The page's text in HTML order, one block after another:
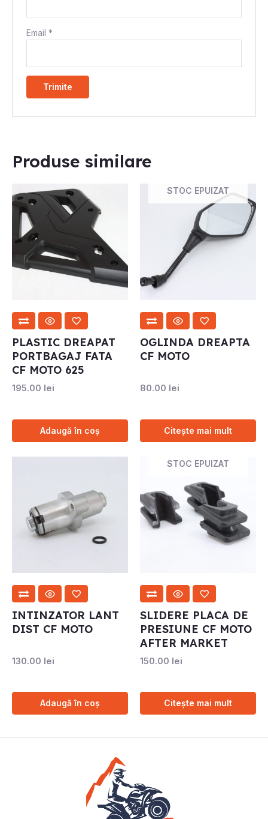
Email*
Produse similare
PLASTIC DREAPAT
PORTBAGAJ FATA
CF MOTO 625
195.00 lei
Adaugă în coș
STOC EPUIZAT
OGLINDA DREAPTA
CF MOTO
80.00 lei
Citește mai mult
INTINZATOR LANT
DIST CF MOTO
130.00 lei
Adaugă în coș
STOC EPUIZAT
SLIDERE PLACA DE
PRESIUNE CF MOTO
AFTER MARKET
150.00 lei
Citește mai mult